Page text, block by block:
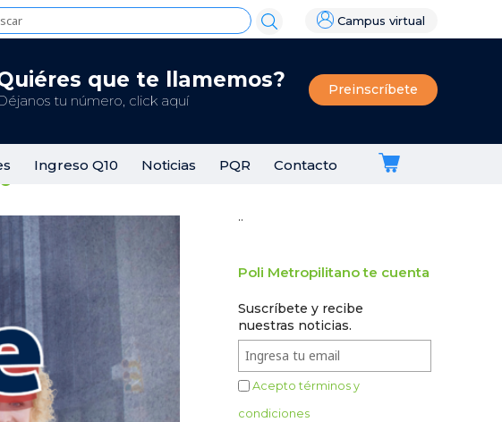
Campus virtual
que te llamemos?
tu número, click aquí
Preinscríbete
Ingreso Q10 Noticias PQR Contacto
..
Poli Metropilitano te cuenta
Suscríbete y recibe
nuestras noticias.
Acepto términos y
condiciones